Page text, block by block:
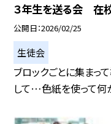
３年生を送る会 在
公開日 2026/02/25
生徒会
ブロックごとに集まっ
して…色紙を使って何